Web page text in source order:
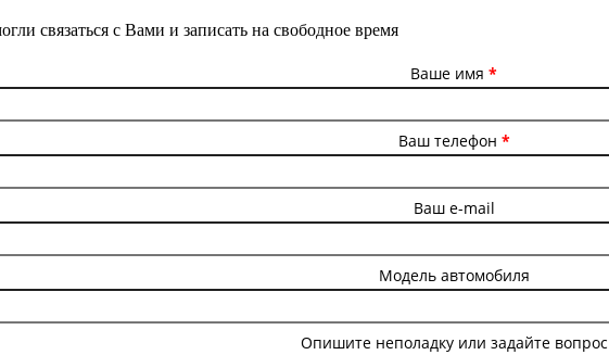
связаться с Вами и записать на свободное время
Ваше имя *
Ваш телефон *
Ваш e-mail
Модель автомобиля
Опишите неполадку или задайте вопрос